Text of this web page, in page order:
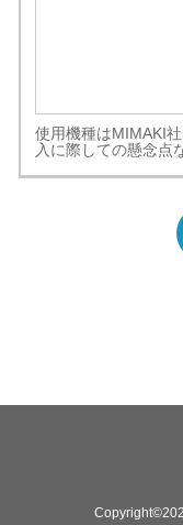
使用機種はMIMAKI
入に際しての懸念点